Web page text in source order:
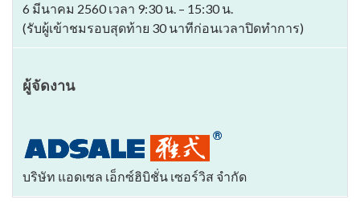
6 มีนาคม 2560 เวลา 9:30 น. – 15:30 น.
(รับผู้เข้าชมรอบสุดท้าย 30 นาทีก่อนเวลาปิดทำการ)
ผู้จัดงาน
บริษัท แอดเซล เอ็กซ์ฮิบิชั่น เซอร์วิส จำกัด